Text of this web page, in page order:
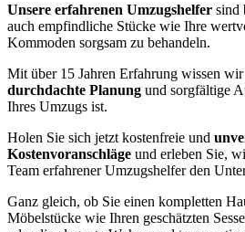
Unsere erfahrenen Umzugshelfer sind
auch empfindliche Stücke wie Ihre
Kommoden sorgsam zu behandeln.
Mit über 15 Jahren Erfahrung wissen
durchdachte Planung und sorgfältige
Ihres Umzugs ist.
Holen Sie sich jetzt kostenfreie und
Kostenvoranschläge und erleben Sie,
Team erfahrener Umzugshelfer den
Ganz gleich, ob Sie einen kompletten
Möbelstücke wie Ihren geschätzten